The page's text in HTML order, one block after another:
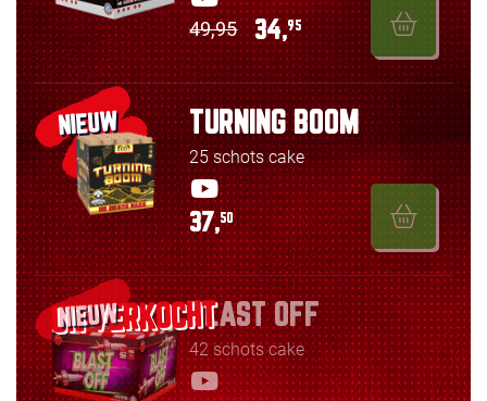
49,95 34,95
NIEUW TURNING BOOM
25 schots cake
37,50
NIEUW BLAST OFF
42 schots cake